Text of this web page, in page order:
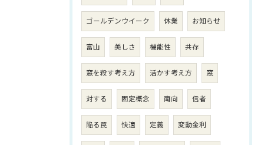
ゴールデンウイーク 休業 お知らせ
富山 美しさ 機能性 共存
窓を殺す考え方 活かす考え方 窓
対する 固定概念 南向 信者
陥る罠 快適 定義 変動金利